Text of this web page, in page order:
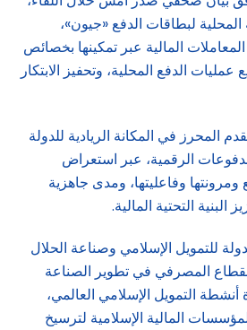
لبطاقات الدفع «جيون»،
المالية عبر تمكينها بخصائص
الدفع المحلية، وتحفيز الابتكار
المحرز في المكانة الريادية للدولة
الرقمية، عبر استعراض
وفاعليتها، ومدى جاهزية
البنية التحتية المالية.
للتمويل الإسلامي وصناعة الحلال
المصرفي في تطوير الصناعة
أنشطة التمويل الإسلامي العالمي،
المالية الإسلامية لترسيخ